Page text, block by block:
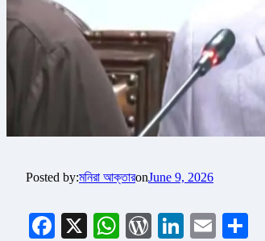
Posted by:মনিরা আক্তারonJune 9, 2026
Facebook
X WhatsApp
WordPress
LinkedIn
Email